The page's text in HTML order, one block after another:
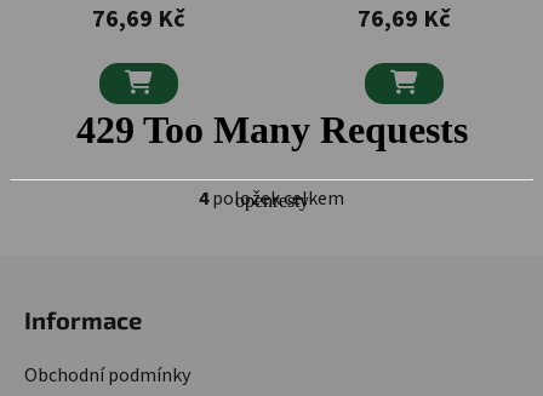
76,69 Kč

76,69 Kč

Ovládací prvky výpisu
4položek celkem
Informace
Obchodní podmínky